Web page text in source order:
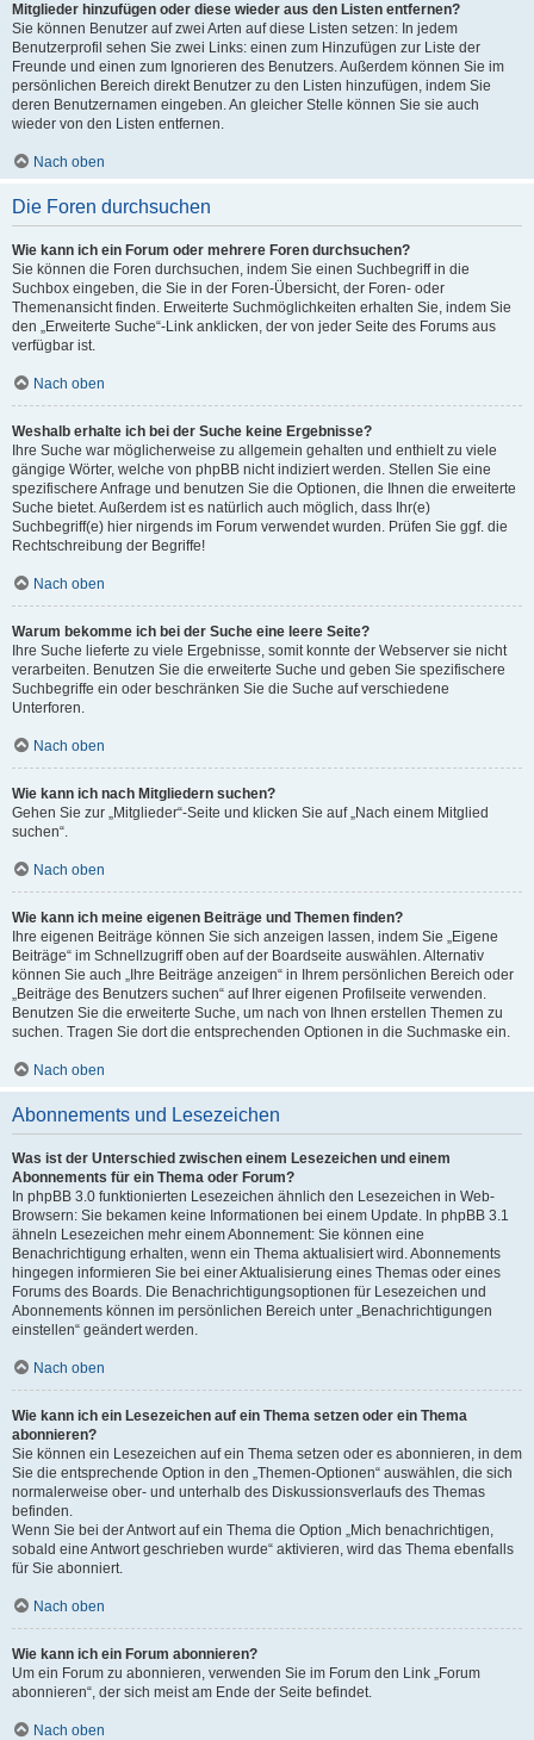
Mitglieder hinzufügen oder diese wieder aus den Listen entfernen?
Sie können Benutzer auf zwei Arten auf diese Listen setzen: In jedem
Benutzerprofil sehen Sie zwei Links: einen zum Hinzufügen zur Liste der
Freunde und einen zum Ignorieren des Benutzers. Außerdem können Sie im
persönlichen Bereich direkt Benutzer zu den Listen hinzufügen, indem Sie
deren Benutzernamen eingeben. An gleicher Stelle können Sie sie auch
wieder von den Listen entfernen.
Nach oben
Die Foren durchsuchen
Wie kann ich ein Forum oder mehrere Foren durchsuchen?
Sie können die Foren durchsuchen, indem Sie einen Suchbegriff in die
Suchbox eingeben, die Sie in der Foren-Übersicht, der Foren- oder
Themenansicht finden. Erweiterte Suchmöglichkeiten erhalten Sie, indem Sie
den „Erweiterte Suche“-Link anklicken, der von jeder Seite des Forums aus
verfügbar ist.
Nach oben
Weshalb erhalte ich bei der Suche keine Ergebnisse?
Ihre Suche war möglicherweise zu allgemein gehalten und enthielt zu viele
gängige Wörter, welche von phpBB nicht indiziert werden. Stellen Sie eine
spezifischere Anfrage und benutzen Sie die Optionen, die Ihnen die erweiterte
Suche bietet. Außerdem ist es natürlich auch möglich, dass Ihr(e)
Suchbegriff(e) hier nirgends im Forum verwendet wurden. Prüfen Sie ggf. die
Rechtschreibung der Begriffe!
Nach oben
Warum bekomme ich bei der Suche eine leere Seite?
Ihre Suche lieferte zu viele Ergebnisse, somit konnte der Webserver sie nicht
verarbeiten. Benutzen Sie die erweiterte Suche und geben Sie spezifischere
Suchbegriffe ein oder beschränken Sie die Suche auf verschiedene
Unterforen.
Nach oben
Wie kann ich nach Mitgliedern suchen?
Gehen Sie zur „Mitglieder“-Seite und klicken Sie auf „Nach einem Mitglied
suchen“.
Nach oben
Wie kann ich meine eigenen Beiträge und Themen finden?
Ihre eigenen Beiträge können Sie sich anzeigen lassen, indem Sie „Eigene
Beiträge“ im Schnellzugriff oben auf der Boardseite auswählen. Alternativ
können Sie auch „Ihre Beiträge anzeigen“ in Ihrem persönlichen Bereich oder
„Beiträge des Benutzers suchen“ auf Ihrer eigenen Profilseite verwenden.
Benutzen Sie die erweiterte Suche, um nach von Ihnen erstellen Themen zu
suchen. Tragen Sie dort die entsprechenden Optionen in die Suchmaske ein.
Nach oben
Abonnements und Lesezeichen
Was ist der Unterschied zwischen einem Lesezeichen und einem
Abonnements für ein Thema oder Forum?
In phpBB 3.0 funktionierten Lesezeichen ähnlich den Lesezeichen in Web-
Browsern: Sie bekamen keine Informationen bei einem Update. In phpBB 3.1
ähneln Lesezeichen mehr einem Abonnement: Sie können eine
Benachrichtigung erhalten, wenn ein Thema aktualisiert wird. Abonnements
hingegen informieren Sie bei einer Aktualisierung eines Themas oder eines
Forums des Boards. Die Benachrichtigungsoptionen für Lesezeichen und
Abonnements können im persönlichen Bereich unter „Benachrichtigungen
einstellen“ geändert werden.
Nach oben
Wie kann ich ein Lesezeichen auf ein Thema setzen oder ein Thema
abonnieren?
Sie können ein Lesezeichen auf ein Thema setzen oder es abonnieren, in dem
Sie die entsprechende Option in den „Themen-Optionen“ auswählen, die sich
normalerweise ober- und unterhalb des Diskussionsverlaufs des Themas
befinden.
Wenn Sie bei der Antwort auf ein Thema die Option „Mich benachrichtigen,
sobald eine Antwort geschrieben wurde“ aktivieren, wird das Thema ebenfalls
für Sie abonniert.
Nach oben
Wie kann ich ein Forum abonnieren?
Um ein Forum zu abonnieren, verwenden Sie im Forum den Link „Forum
abonnieren“, der sich meist am Ende der Seite befindet.
Nach oben